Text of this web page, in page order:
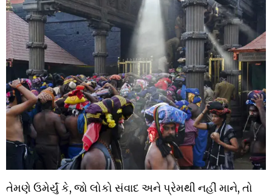
તેમણે ઉમેર્યું કે, જો લોકો સંવાદ અને પ્રેમથી નહીં માને, તો